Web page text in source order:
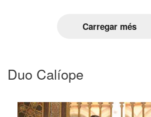
Carregar més
Duo Calíope